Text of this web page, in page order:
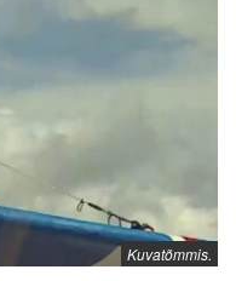
Kuvatõmmis.